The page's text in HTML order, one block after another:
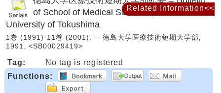
of School of Medical Sciences, the
University of Tokushima
1巻 (1991)-11巻 (2001). -- 徳島大学医療技術短期大学部,
1991. <SB00029419>
Tag:
No tag is registered
Functions:
Related Information<<